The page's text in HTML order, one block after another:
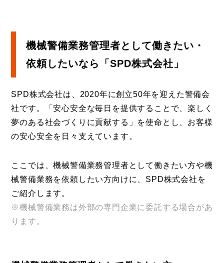
機械警備業務管理者として働きたい・
依頼したいなら「SPD株式会社」
SPD株式会社は、2020年に創立50年を迎えた警備会
社です。「安心安全な毎日を提供することで、楽しく
夢のある社会づくりに貢献する」を使命とし、お客様
の安心安全を日々支えています。
ここでは、機械警備業務管理者として働きたい方や機
械警備業務を依頼したい方向けに、SPD株式会社を
ご紹介します。
※機械警備業務は外部の専門企業に委託する場合があ
ります。